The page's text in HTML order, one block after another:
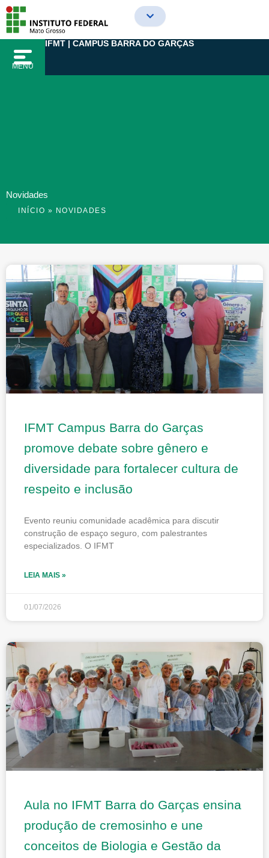
para
conteúdo
MENU
IFMT | CAMPUS BARRA DO GARÇAS
Novidades
INÍCIO » NOVIDADES
IFMT Campus Barra do Garças
promove debate sobre gênero e
diversidade para fortalecer cultura de
respeito e inclusão
Evento reuniu comunidade acadêmica para discutir
construção de espaço seguro, com palestrantes
especializados. O IFMT
LEIA MAIS »
01/07/2026
Aula no IFMT Barra do Garças ensina
produção de cremosinho e une
conceitos de Biologia e Gestão da